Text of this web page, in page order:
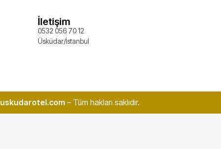
İletişim
0532 056 70 12
Üsküdar/İstanbul
uskudarotel.com – Tüm hakları saklıdır.